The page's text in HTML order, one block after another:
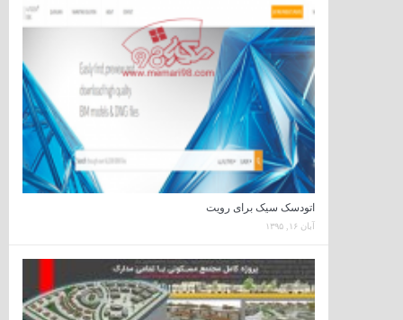
اتودسک سیک برای رویت
آبان ۱۶, ۱۳۹۵